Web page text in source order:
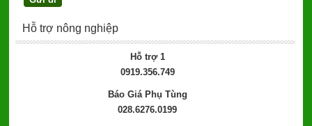
Hỗ trợ nông nghiệp
Hỗ trợ 1
0919.356.749
Báo Giá Phụ Tùng
028.6276.0199